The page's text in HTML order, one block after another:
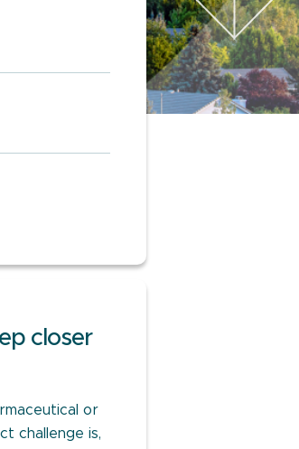
closer
or
challenge is,